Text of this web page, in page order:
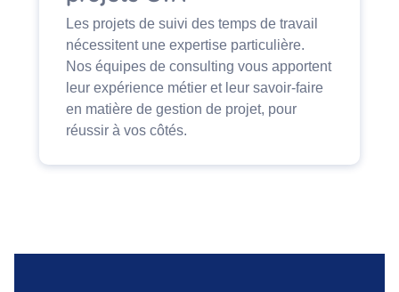
Les projets de suivi des temps de travail
nécessitent une expertise particulière.
Nos équipes de consulting vous apportent
leur expérience métier et leur savoir-faire
en matière de gestion de projet, pour
réussir à vos côtés.